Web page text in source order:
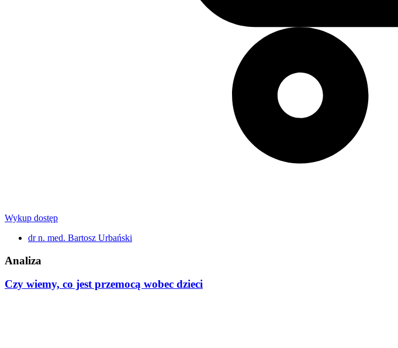
Wykup dostęp
dr n. med. Bartosz Urbański
Analiza
Czy wiemy, co jest przemocą wobec dzieci